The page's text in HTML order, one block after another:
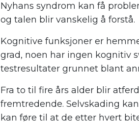
Nyhans syndrom kan få
og talen blir vanskelig å forstå.
Kognitive funksjoner er
grad, noen har ingen kognitiv
testresultater grunnet blant
Fra to til fire års alder blir
fremtredende. Selvskading
kan føre til at de etter hvert